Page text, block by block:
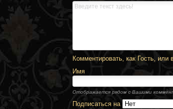
Комментировать, как Гость, или
Имя
Отображается рядом с Вашими
Подписаться на